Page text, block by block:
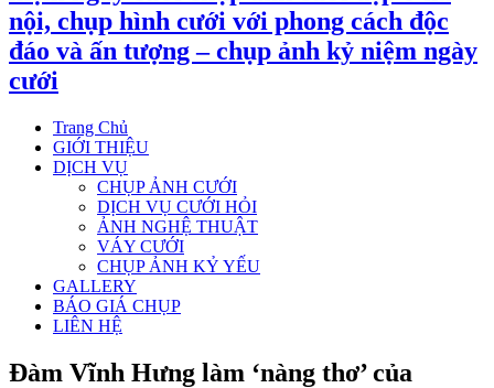
nội, chụp hình cưới với phong cách độc
đáo và ấn tượng – chụp ảnh kỷ niệm ngày
cưới
Trang Chủ
GIỚI THIỆU
DỊCH VỤ
CHỤP ẢNH CƯỚI
DỊCH VỤ CƯỚI HỎI
ẢNH NGHỆ THUẬT
VÁY CƯỚI
CHỤP ẢNH KỶ YẾU
GALLERY
BÁO GIÁ CHỤP
LIÊN HỆ
Đàm Vĩnh Hưng làm ‘nàng thơ’ của